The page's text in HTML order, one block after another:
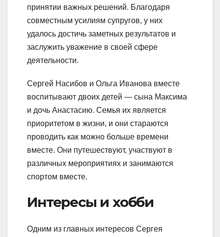
принятии важных решений. Благодаря
совместным усилиям супругов, у них
удалось достичь заметных результатов и
заслужить уважение в своей сфере
деятельности.
Сергей Насибов и Ольга Иванова вместе
воспитывают двоих детей — сына Максима
и дочь Анастасию. Семья их является
приоритетом в жизни, и они стараются
проводить как можно больше времени
вместе. Они путешествуют, участвуют в
различных мероприятиях и занимаются
спортом вместе.
Интересы и хобби
Одним из главных интересов Сергея